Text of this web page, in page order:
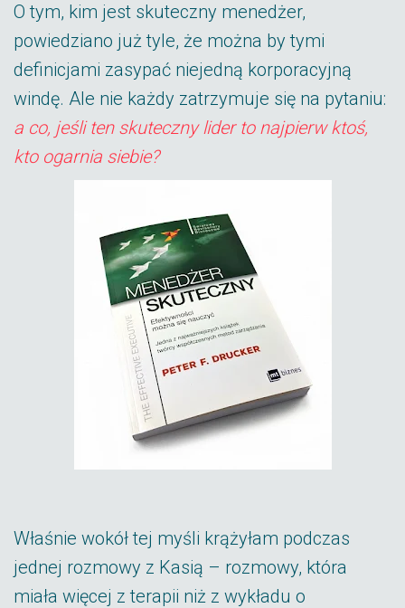
O tym, kim jest skuteczny menedżer,
powiedziano już tyle, że można by tymi
definicjami zasypać niejedną korporacyjną
windę. Ale nie każdy zatrzymuje się na pytaniu:
a co, jeśli ten skuteczny lider to najpierw ktoś,
kto ogarnia siebie?
Właśnie wokół tej myśli krążyłam podczas
jednej rozmowy z Kasią – rozmowy, która
miała więcej z terapii niż z wykładu o